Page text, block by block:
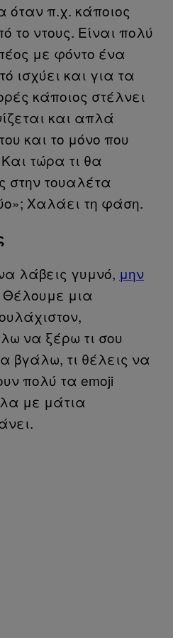
όταν π.χ. κάποιος
το ντους. Είναι πολύ
με φόντο ένα
ισχύει και για τα
κάποιος στέλνει
και απλά
και το μόνο που
τώρα τι θα
στην τουαλέτα
Χαλάει τη φάση.
λάβεις γυμνό, μην
Θέλουμε μια
να ξέρω τι σου
βγάλω, τι θέλεις να
πολύ τα emoji
με μάτια